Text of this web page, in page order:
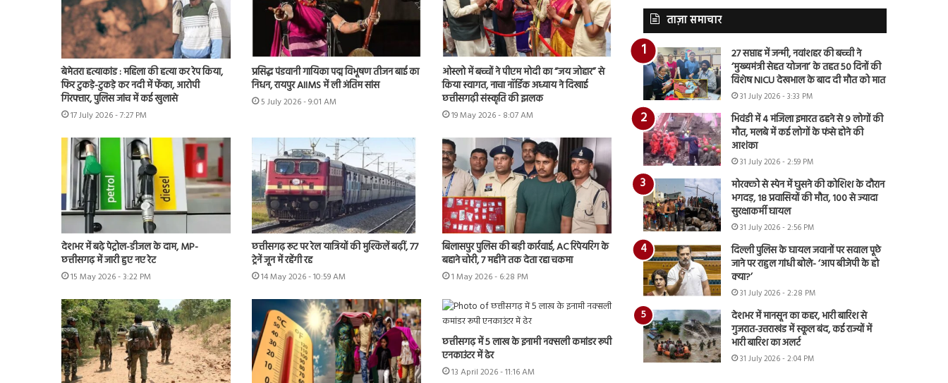
बेमेतरा हत्याकांड : महिला की हत्या कर रेप किया,
फिर टुकड़े-टुकड़े कर नदी में फेंका, आरोपी
गिरफ्तार, पुलिस जांच में कई खुलासे
17 July 2026 - 7:27 PM
प्रसिद्ध पंडवानी गायिका पद्म विभूषण तीजन बाई का
निधन, रायपुर AIIMS में ली अंतिम सांस
5 July 2026 - 9:01 AM
ओस्लो में बच्चों ने पीएम मोदी का “जय जोहार” से
किया स्वागत, नाचा नॉर्डिक अध्याय ने दिखाई
छत्तीसगढ़ी संस्कृति की झलक
19 May 2026 - 8:07 AM
देशभर में बढ़े पेट्रोल-डीजल के दाम, MP-
छत्तीसगढ़ में जारी हुए नए रेट
15 May 2026 - 3:22 PM
छत्तीसगढ़ रूट पर रेल यात्रियों की मुश्किलें बढ़ीं, 77
ट्रेनें जून में रहेंगी रद्द
14 May 2026 - 10:59 AM
बिलासपुर पुलिस की बड़ी कार्रवाई, AC रिपेयरिंग के
बहाने चोरी, 7 महीने तक देता रहा चकमा
1 May 2026 - 6:28 PM
छत्तीसगढ़ में 5 लाख के इनामी नक्सली कमांडर रूपी
एनकाउंटर में ढेर
13 April 2026 - 11:16 AM
ताज़ा समाचार
27 सप्ताह में जन्मी, नवांशहर की बच्ची ने
‘मुख्यमंत्री सेहत योजना’ के तहत 50 दिनों की
विशेष NICU देखभाल के बाद दी मौत को मात
31 July 2026 - 3:33 PM
भिवंडी में 4 मंजिला इमारत ढहने से 9 लोगों की
मौत, मलबे में कई लोगों के फंसे होने की
आशंका
31 July 2026 - 2:59 PM
मोरक्को से स्पेन में घुसने की कोशिश के दौरान
भगदड़, 18 प्रवासियों की मौत, 100 से ज्यादा
सुरक्षाकर्मी घायल
31 July 2026 - 2:56 PM
दिल्ली पुलिस के घायल जवानों पर सवाल पूछे
जाने पर राहुल गांधी बोले- ‘आप बीजेपी के हो
क्या?’
31 July 2026 - 2:28 PM
देशभर में मानसून का कहर, भारी बारिश से
गुजरात-उत्तराखंड में स्कूल बंद, कई राज्यों में
भारी बारिश का अलर्ट
31 July 2026 - 2:04 PM